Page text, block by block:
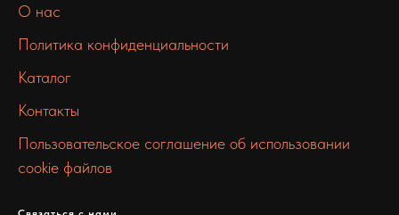
О нас
Политика конфиденциальности
Каталог
Контакты
Пользовательское соглашение об использовании
cookie файлов